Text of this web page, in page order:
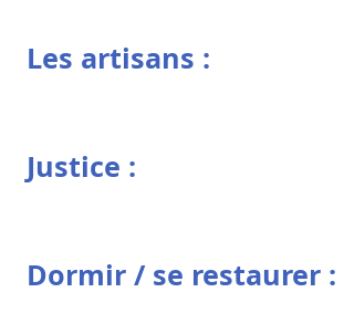
Les artisans :
Justice :
Dormir / se restaurer :